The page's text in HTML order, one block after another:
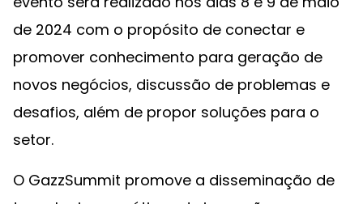
de 2024 com o propósito de conectar e
promover conhecimento para geração de
novos negócios, discussão de problemas e
desafios, além de propor soluções para o
setor.
O GazzSummit promove a disseminação de